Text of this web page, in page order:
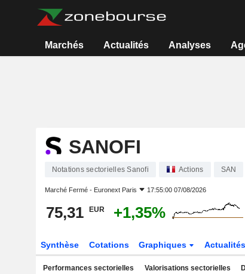
Marchés Actualités Analyses
SANOFI
Notations sectorielles Sanofi Actions SAN
Marché Fermé - Euronext Paris 17:55:00 07/08/2026
75,31 EUR +1,35%
Synthèse Cotations Graphiques Actualités
Performances sectorielles Valorisations sectorielles